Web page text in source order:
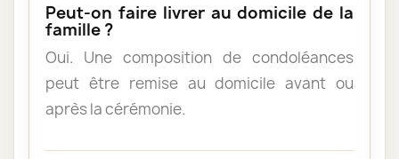
Peut-on faire livrer au domicile de la
famille ?
Oui. Une composition de condoléances
peut être remise au domicile avant ou
après la cérémonie.